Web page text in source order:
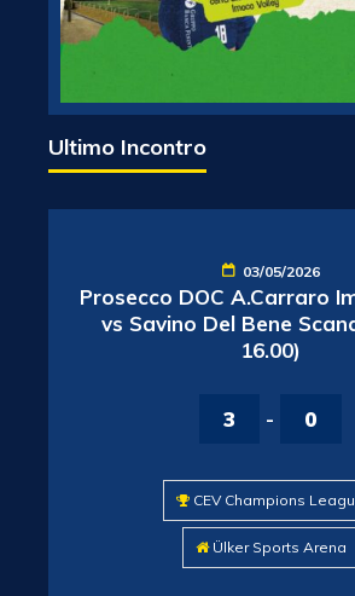
Ultimo Incontro
03/05/2026
Prosecco DOC A.Carraro
vs Savino Del Bene
16.00)
3 - 0
CEV Champions
Ülker Sports Arena